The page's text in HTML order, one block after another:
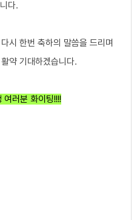
다.
시 한번 축하의 말씀을 드리며
약 기대하겠습니다.
여러분 화이팅!!!!